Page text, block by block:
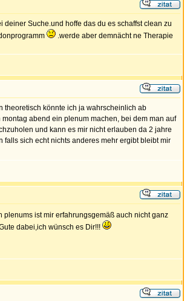
Suche.und hoffe das du es schaffst clean zu
.werde aber demnächt ne Therapie
theoretisch könnte ich ja wahrscheinlich ab
abend ein plenum machen, bei dem man auf
und kann es mir nicht erlauben da 2 jahre
sich echt nichts anderes mehr ergibt bleibt mir
plenums ist mir erfahrungsgemäß auch nicht ganz
dabei,ich wünsch es Dir!!!